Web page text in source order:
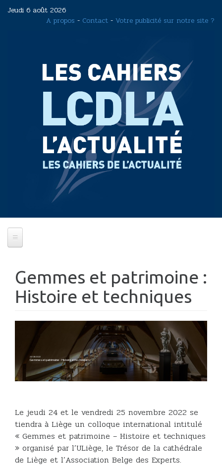
Jeudi 6 août 2026
A propos - Contact - Votre publicité sur notre site ?
Gemmes et patrimoine :
Histoire et techniques
23/08/2022
Gemmes et patrimoine : Histoire et techniques
Le jeudi 24 et le vendredi 25 novembre 2022 se
tiendra à Liège un colloque international intitulé
« Gemmes et patrimoine – Histoire et techniques
» organisé par l’ULiège, le Trésor de la cathédrale
de Liège et l’Association Belge des Experts.